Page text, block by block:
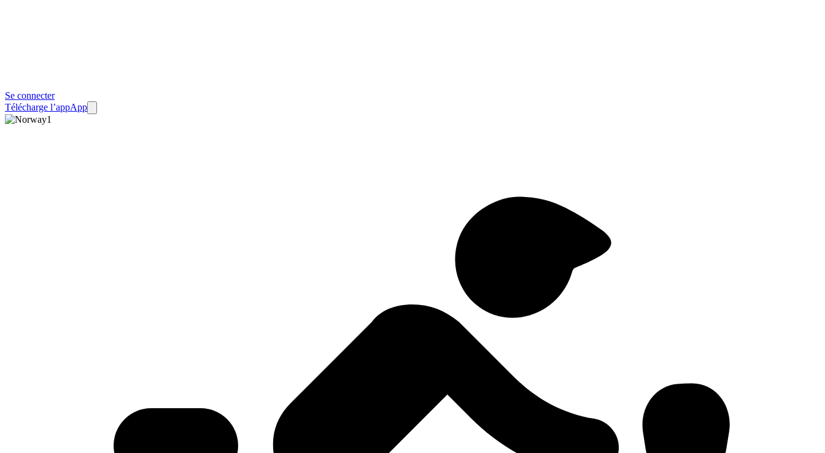
Se connecter
Télécharge l’appApp